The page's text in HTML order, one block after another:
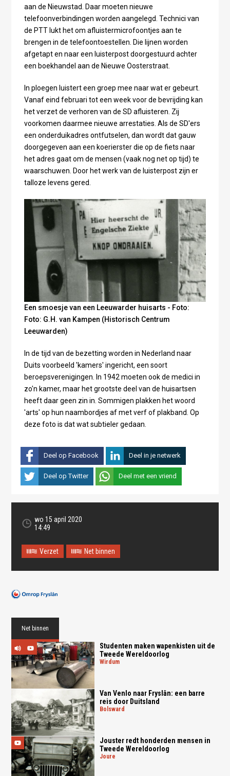
aan de Nieuwstad. Daar moeten nieuwe
telefoonverbindingen worden aangelegd. Technici van
de PTT lukt het om afluistermicrofoontjes aan te
brengen in de telefoontoestellen. Die lijnen worden
afgetapt en naar een luisterpost doorgestuurd achter
een boekhandel aan de Nieuwe Oosterstraat.
In ploegen luistert een groep mee naar wat er gebeurt.
Vanaf eind februari tot een week voor de bevrijding kan
het verzet de verhoren van de SD afluisteren. Zij
voorkomen daarmee nieuwe arrestaties. Als de SD'ers
een onderduikadres ontfutselen, dan wordt dat gauw
doorgegeven aan een koerierster die op de fiets naar
het adres gaat om de mensen (vaak nog net op tijd) te
waarschuwen. Door het werk van de luisterpost zijn er
talloze levens gered.
Een smoesje van een Leeuwarder huisarts - Foto:
Foto: G.H. van Kampen (Historisch Centrum
Leeuwarden)
In de tijd van de bezetting worden in Nederland naar
Duits voorbeeld 'kamers' ingericht, een soort
beroepsverenigingen. In 1942 moeten ook de medici in
zo'n kamer, maar het grootste deel van de huisartsen
heeft daar geen zin in. Sommigen plakken het woord
'arts' op hun naambordjes af met verf of plakband. Op
deze foto is dat wat subtieler gedaan.
Deel op Facebook Deel in je netwerk
Deel op Twitter Deel met een vriend
wo 15 april 2020
14:49
Verzet Net binnen
Net binnen
Studenten maken wapenkisten uit de
Tweede Wereldoorlog
wirdum
Van Venlo naar Fryslân: een barre
reis door Duitsland
bolsward
Jouster redt honderden mensen in
Tweede Wereldoorlog
joure